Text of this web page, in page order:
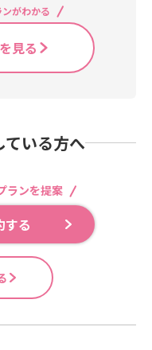
がわかる
見る
いる方へ
ランを提案
する